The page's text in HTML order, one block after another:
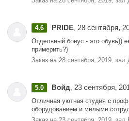
4.6 PRIDE, 28 сентября,
Отдельный бонус - это обувь))
примерить?)
Заказ на 28 сентября, 2019,
5.0 Войд, 23 сентября,
Отличная уютная студия с
оборудованием и милыми